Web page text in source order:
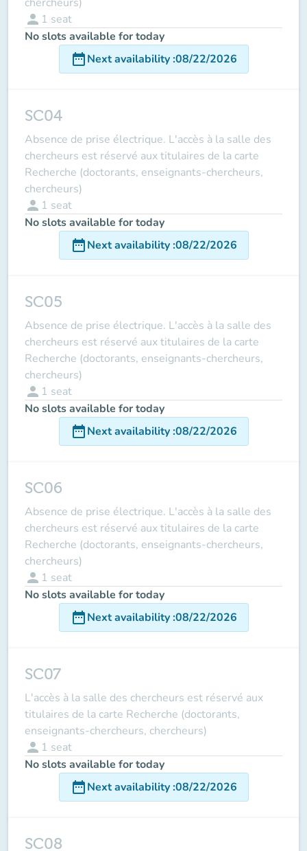
person 1 seat
No slots available for today
date_rangeNext availability:08/22/2026
SC04
Absence de prise électrique. L'accès à la salle des
chercheurs est réservé aux titulaires de la carte
Recherche (doctorants, enseignants-chercheurs,
chercheurs)
person 1 seat
No slots available for today
date_rangeNext availability:08/22/2026
SC05
Absence de prise électrique. L'accès à la salle des
chercheurs est réservé aux titulaires de la carte
Recherche (doctorants, enseignants-chercheurs,
chercheurs)
person 1 seat
No slots available for today
date_rangeNext availability:08/22/2026
SC06
Absence de prise électrique. L'accès à la salle des
chercheurs est réservé aux titulaires de la carte
Recherche (doctorants, enseignants-chercheurs,
chercheurs)
person 1 seat
No slots available for today
date_rangeNext availability:08/22/2026
SC07
L'accès à la salle des chercheurs est réservé aux
titulaires de la carte Recherche (doctorants,
enseignants-chercheurs, chercheurs)
person 1 seat
No slots available for today
date_rangeNext availability:08/22/2026
SC08